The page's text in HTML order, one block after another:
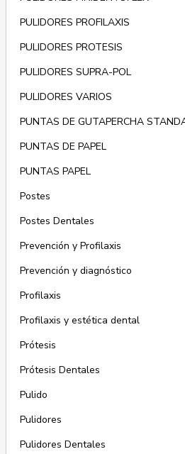
PULIDORES PROFILAXIS
PULIDORES PROTESIS
PULIDORES SUPRA-POL
PULIDORES VARIOS
PUNTAS DE GUTAPERCHA
PUNTAS DE PAPEL
PUNTAS PAPEL
Postes
Postes Dentales
Prevención y Profilaxis
Prevención y diagnóstico
Profilaxis
Profilaxis y estética dental
Prótesis
Prótesis Dentales
Pulido
Pulidores
Pulidores Dentales